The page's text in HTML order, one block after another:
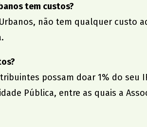
tem custos?
não tem qualquer custo
possam doar 1% do seu
Pública, entre as quais a